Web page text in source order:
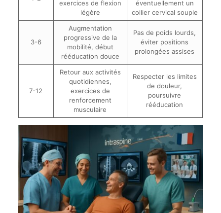
exercices de flexion
légère
éventuellement un
collier cervical souple
3-6
Augmentation
progressive de la
mobilité, début
rééducation douce
Pas de poids lourds,
éviter positions
prolongées assises
7-12
Retour aux activités
quotidiennes,
exercices de
renforcement
musculaire
Respecter les limites
de douleur,
poursuivre
rééducation